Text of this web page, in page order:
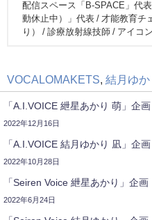
配信スペース「B-SPACE」代
動休止中）」代表 / 才能教育チ
り） / 診療放射線技師 / アイコ
VOCALOMAKETS, 結月ゆか
「A.I.VOICE 紲星あかり 萌」企
2022年12月16日
「A.I.VOICE 結月ゆかり 凪」企
2022年10月28日
「Seiren Voice 紲星あかり」企画
2022年6月24日